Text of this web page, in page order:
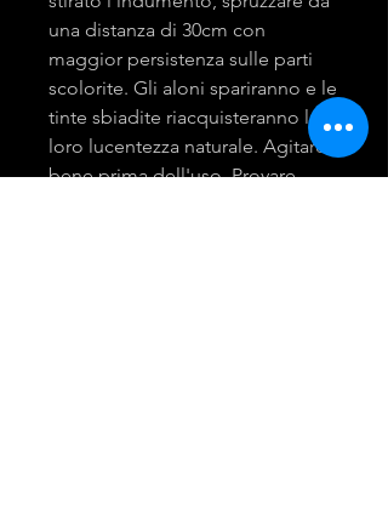
una distanza di 30cm con
maggior persistenza sulle parti
scolorite. Gli aloni spariranno e le
tinte sbiadite riacquisteranno la
loro lucentezza naturale. Agitare
bene prima dell'uso. Provare